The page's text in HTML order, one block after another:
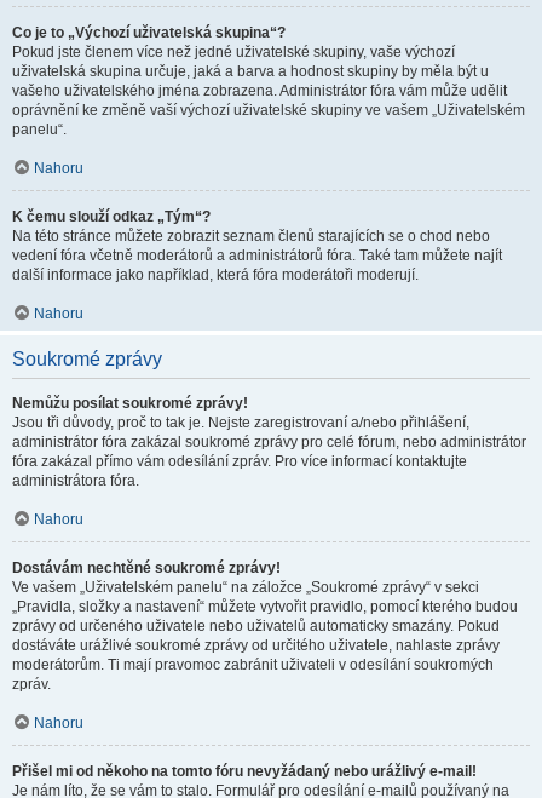
Co je to „Výchozí uživatelská skupina“?
Pokud jste členem více než jedné uživatelské skupiny, vaše výchozí
uživatelská skupina určuje, jaká a barva a hodnost skupiny by měla být u
vašeho uživatelského jména zobrazena. Administrátor fóra vám může udělit
oprávnění ke změně vaší výchozí uživatelské skupiny ve vašem „Uživatelském
panelu“.
Nahoru
K čemu slouží odkaz „Tým“?
Na této stránce můžete zobrazit seznam členů starajících se o chod nebo
vedení fóra včetně moderátorů a administrátorů fóra. Také tam můžete najít
další informace jako například, která fóra moderátoři moderují.
Nahoru
Soukromé zprávy
Nemůžu posílat soukromé zprávy!
Jsou tři důvody, proč to tak je. Nejste zaregistrovaní a/nebo přihlášení,
administrátor fóra zakázal soukromé zprávy pro celé fórum, nebo administrátor
fóra zakázal přímo vám odesílání zpráv. Pro více informací kontaktujte
administrátora fóra.
Nahoru
Dostávám nechtěné soukromé zprávy!
Ve vašem „Uživatelském panelu“ na záložce „Soukromé zprávy“ v sekci
„Pravidla, složky a nastavení“ můžete vytvořit pravidlo, pomocí kterého budou
zprávy od určeného uživatele nebo uživatelů automaticky smazány. Pokud
dostáváte urážlivé soukromé zprávy od určitého uživatele, nahlaste zprávy
moderátorům. Ti mají pravomoc zabránit uživateli v odesílání soukromých
zpráv.
Nahoru
Přišel mi od někoho na tomto fóru nevyžádaný nebo urážlivý e-mail!
Je nám líto, že se vám to stalo. Formulář pro odesílání e-mailů používaný na